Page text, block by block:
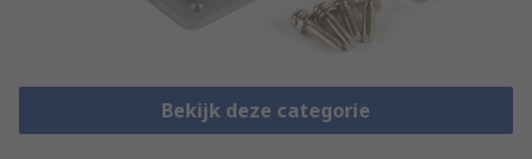
Bekijk deze categorie